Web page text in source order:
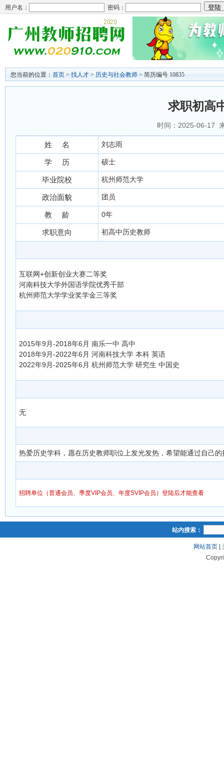
用户名： 密码：
您当前的位置： 首页 > 找人才 > 历史与社会教师 > 简历编号 10835
求职初高
时间：2025-06-17
姓 名 刘志雨
学 历 硕士
毕业院校 杭州师范大学
政治面貌 团员
教 龄 0年
求职意向 初高中历史教师
互联网+创新创业大赛二等奖
河南科技大学外国语学院优秀干部
杭州师范大学学业奖学金三等奖
2015年9月-2018年6月 南乐一中 高中
2018年9月-2022年6月 河南科技大学 本科 英语
2022年9月-2025年6月 杭州师范大学 研究生 中国史
无
热爱历史学科，愿在历史教师职位上发光发热，希望能通过自己
招聘单位（普通会员、季度VIP会员、年度SVIP会员）登陆后才能查看
站内搜索：
网站首页